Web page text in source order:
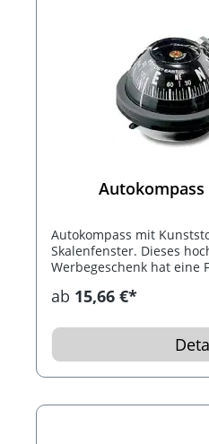
Autokompass mit
Skalenfenster. Dieses
Werbegeschenk hat eine
5. Grad markiert), die
Kompass hat einen
ab 15,66 €*